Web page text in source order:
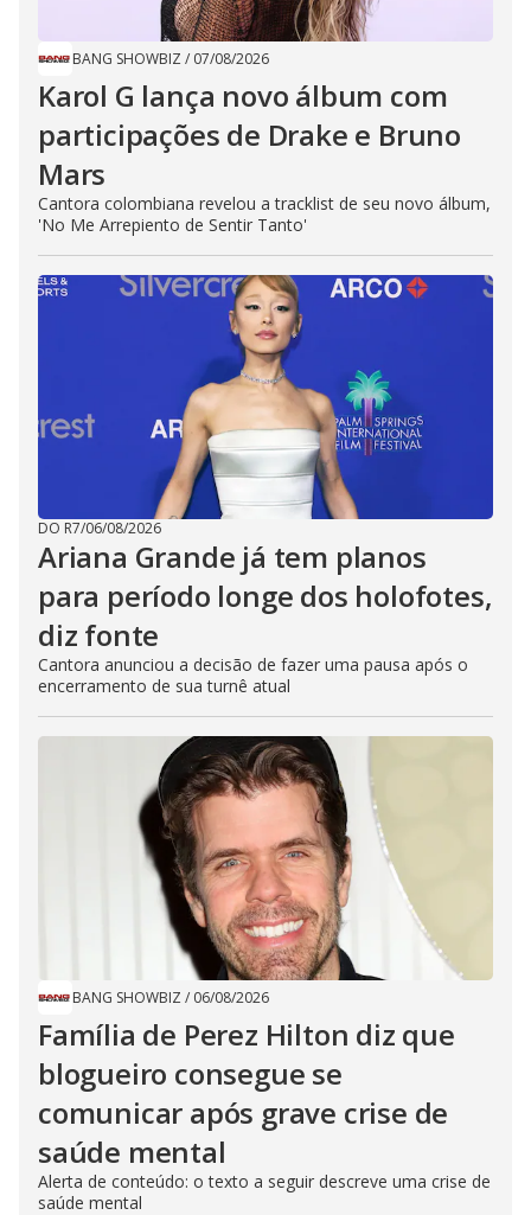
BANG SHOWBIZ / 07/08/2026
Karol G lança novo álbum com
participações de Drake e Bruno
Mars
Cantora colombiana revelou a ​tracklist de seu novo álbum,
'No Me Arrepiento de Sentir Tanto'
DO R7/06/08/2026
Ariana Grande já tem planos
para período longe dos holofotes,
diz fonte
Cantora anunciou a decisão de fazer uma pausa após o
encerramento de sua turnê atual
BANG SHOWBIZ / 06/08/2026
Família de Perez Hilton diz que
blogueiro consegue se
comunicar após grave crise de
saúde mental
Alerta de conteúdo: o texto a seguir descreve uma crise de
saúde mental